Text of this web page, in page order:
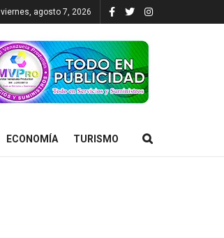
viernes, agosto 7, 2026
ECONOMÍA TURISMO